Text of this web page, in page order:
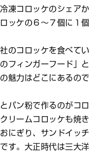
凍コロッケのシェアか
ッケの６～７個に１個
のコロッケを食べてい
フィンガーフード」と
魅力はどこにあるので
パン粉で作るのがコロ
リームコロッケも焼き
にぎり、サンドイッチ
す。大正時代は三大洋